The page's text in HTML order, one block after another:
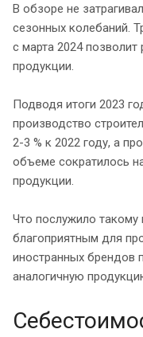
В обзоре не
сезонных колебаний.
с марта 2024
продукции.
Подводя итоги 2023
производство
2-3 % к 2022 году, а
объеме сократилось
продукции.
Что послужило такому
благоприятным для
иностранных брендов
аналогичную